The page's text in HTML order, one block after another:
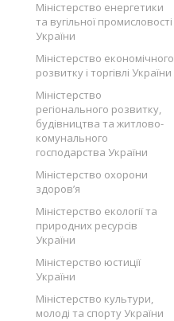
Міністерство енергетики
та вугільної промисловості
України
Міністерство економічного
розвитку і торгівлі України
Міністерство
регіонального розвитку,
будівництва та житлово-
комунального
господарства України
Міністерство охорони
здоров’я
Міністерство екології та
природних ресурсів
України
Міністерство юстиції
України
Міністерство культури,
молоді та спорту України